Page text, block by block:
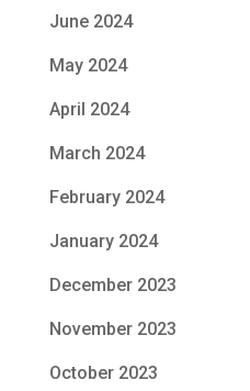
June 2024
May 2024
April 2024
March 2024
February 2024
January 2024
December 2023
November 2023
October 2023